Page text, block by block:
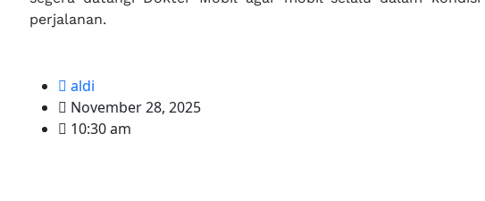
perjalanan.
aldi
November 28, 2025
10:30 am